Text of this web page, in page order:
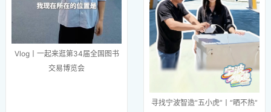
Vlog丨一起来逛第34届全国图书
交易博览会
寻找宁波智造“五小虎”丨“晒不热”